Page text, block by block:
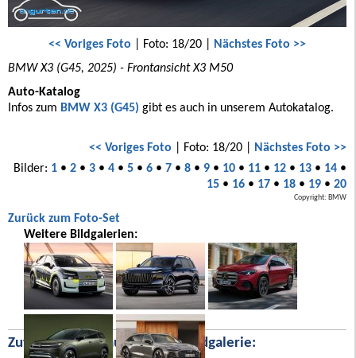
<< Voriges Foto | Foto: 18/20 | Nächstes Foto >>
BMW X3 (G45, 2025) - Frontansicht X3 M50
Auto-Katalog
Infos zum BMW X3 (G45) gibt es auch in unserem Autokatalog.
<< Voriges Foto | Foto: 18/20 | Nächstes Foto >>
Bilder: 1• 2• 3• 4• 5• 6• 7• 8• 9• 10• 11• 12• 13• 14•
15• 16• 17• 18• 19• 20
Copyright: BMW
Zurück zum Foto-Set
Weitere Bildgalerien:
Zufällige Bilder aus unserer Bildgalerie: